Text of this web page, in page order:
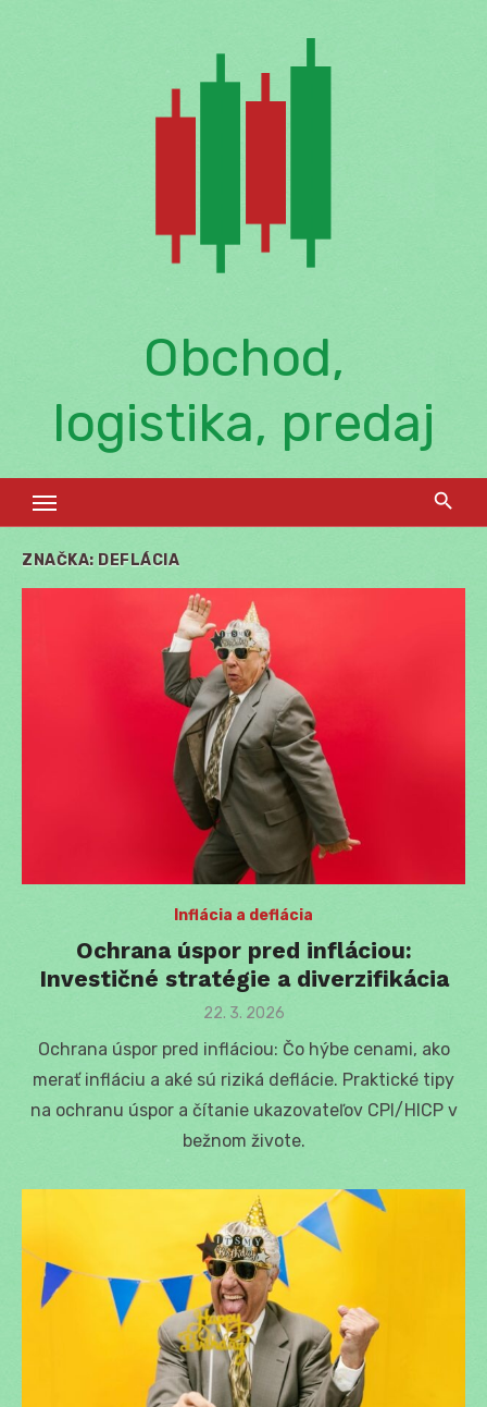
Obchod,
logistika, predaj
ZNAČKA: DEFLÁCIA
Inflácia a deflácia
Ochrana úspor pred infláciou:
Investičné stratégie a diverzifikácia
Posted
22. 3. 2026
Ochrana úspor pred infláciou: Čo hýbe cenami, ako
merať infláciu a aké sú riziká deflácie. Praktické tipy
na ochranu úspor a čítanie ukazovateľov CPI/HICP v
bežnom živote.